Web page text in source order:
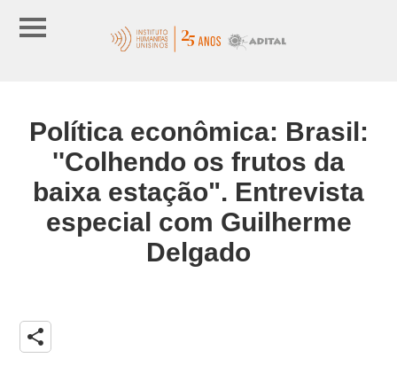
Política econômica: Brasil:
''Colhendo os frutos da
baixa estação". Entrevista
especial com Guilherme
Delgado
share